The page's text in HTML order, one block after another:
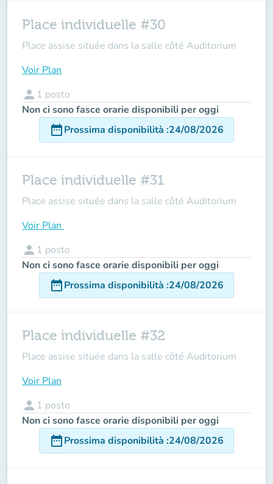
Place individuelle #30
Place assise située dans la salle côté Auditorium
Voir Plan
person 1 posto
Non ci sono fasce orarie disponibili per oggi
date_rangeProssima disponibilità :24/08/2026
Place individuelle #31
Place assise située dans la salle côté Auditorium
Voir Plan
person 1 posto
Non ci sono fasce orarie disponibili per oggi
date_rangeProssima disponibilità :24/08/2026
Place individuelle #32
Place assise située dans la salle côté Auditorium
Voir Plan
person 1 posto
Non ci sono fasce orarie disponibili per oggi
date_rangeProssima disponibilità :24/08/2026